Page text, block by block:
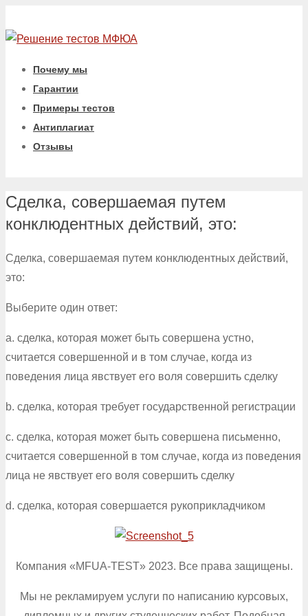
Почему мы
Гарантии
Примеры тестов
Антиплагиат
Отзывы
Сделка, совершаемая путем
конклюдентных действий, это:
Сделка, совершаемая путем конклюдентных действий,
это:
Выберите один ответ:
a. сделка, которая может быть совершена устно,
считается совершенной и в том случае, когда из
поведения лица явствует его воля совершить сделку
b. сделка, которая требует государственной регистрации
c. сделка, которая может быть совершена письменно,
считается совершенной в том случае, когда из поведения
лица не явствует его воля совершить сделку
d. сделка, которая совершается рукоприкладчиком
Компания «MFUA-TEST» 2023. Все права защищены.
Мы не рекламируем услуги по написанию курсовых,